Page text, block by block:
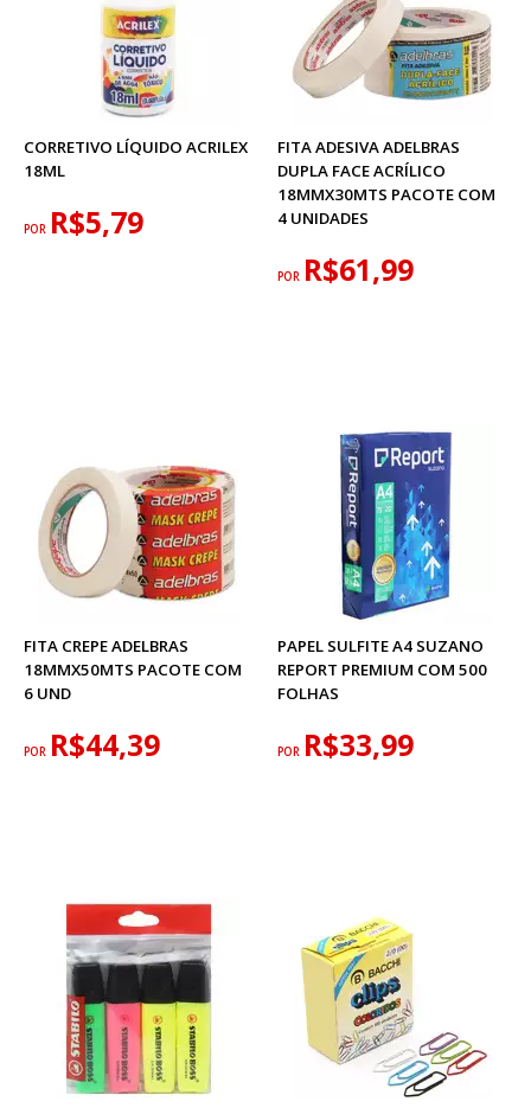
CORRETIVO LÍQUIDO ACRILEX
18ML
POR R$5,79
FITA ADESIVA ADELBRAS
DUPLA FACE ACRÍLICO
18MMX30MTS PACOTE COM
4 UNIDADES
POR R$61,99
FITA CREPE ADELBRAS
18MMX50MTS PACOTE COM
6 UND
POR R$44,39
PAPEL SULFITE A4 SUZANO
REPORT PREMIUM COM 500
FOLHAS
POR R$33,99